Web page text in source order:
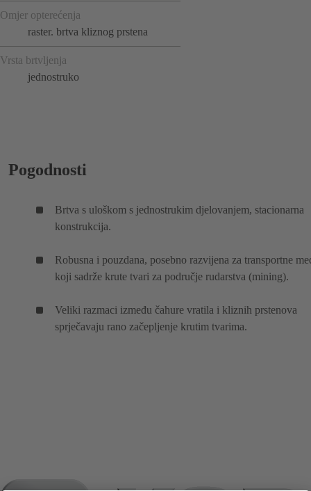
Omjer opterećenja
raster. brtva kliznog prstena
Vrsta brtvljenja
jednostruko
Pogodnosti
Brtva s uloškom s jednostrukim djelovanjem, stacionarna
konstrukcija.
Robusna i pouzdana, posebno razvijena za transportne
koji sadrže krute tvari za područje rudarstva (mining).
Veliki razmaci između čahure vratila i kliznih prstenova
sprječavaju rano začepljenje krutim tvarima.